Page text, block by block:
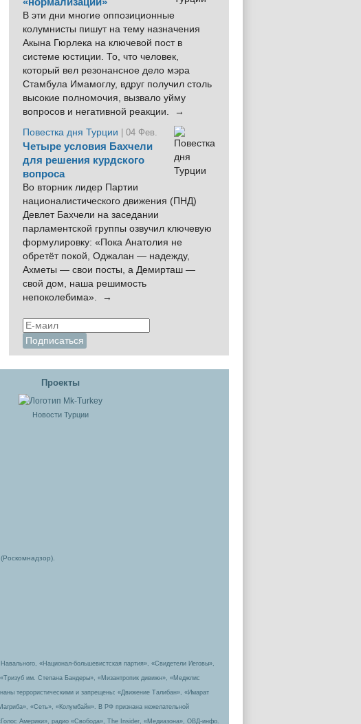
В эти дни многие оппозиционные
колумнисты пишут на тему назначения
Акына Гюрлека на ключевой пост в
системе юстиции. То, что человек,
который вел резонансное дело мэра
Стамбула Имамоглу, вдруг получил столь
высокие полномочия, вызвало уйму
вопросов и негативной реакции. →
Повестка дня Турции
| 04 Фев.
Четыре условия Бахчели
для решения курдского
вопроса
Во вторник лидер Партии
националистического движения (ПНД)
Девлет Бахчели на заседании
парламентской группы озвучил ключевую
формулировку: «Пока Анатолия не
обретёт покой, Оджалан — надежду,
Ахметы — свои посты, а Демирташ —
свой дом, наша решимость
непоколебима». →
Проекты
Новости Турции
«Национал-большевистская партия», «Свидетели Иеговы»,
им. Степана Бандеры», «Мизантропик дивижн», «Меджлис
террористическими и запрещены: «Движение Талибан», «Имарат
«Сеть», «Колумбайн». В РФ признана нежелательной
Америки», радио «Свобода», The Insider, «Медиазона», ОВД-инфо.